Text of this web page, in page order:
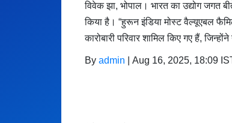
विवेक झा, भोपाल। भारत का उद्योग जगत
किया है। “हुरून इंडिया मोस्ट वैल्यूएबल
कारोबारी परिवार शामिल किए गए हैं,
By admin Aug 16, 2025, 18:09